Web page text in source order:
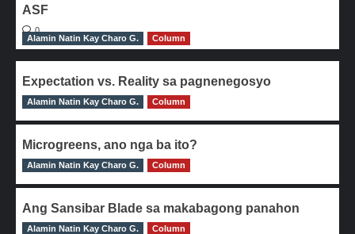
ASF
0
Alamin Natin Kay Charo G.
Column
Expectation vs. Reality sa pagnenegosyo
0
Alamin Natin Kay Charo G. Column
Microgreens, ano nga ba ito?
0
Alamin Natin Kay Charo G. Column
Ang Sansibar Blade sa makabagong panahon
0
Alamin Natin Kay Charo G. Column